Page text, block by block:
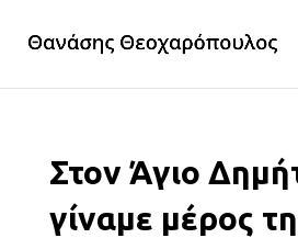
Στον Άγιο
γίναμε μέρος